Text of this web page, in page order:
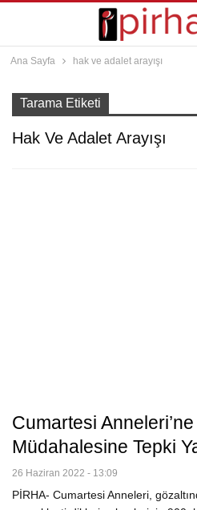
Ana Sayfa hak ve adalet arayışı
Tarama Etiketi
Hak Ve Adalet Arayışı
Cumartesi
Müdahalesine Tepki
26 Haziran 2022 - 13:09
PİRHA- Cumartesi Anneleri,